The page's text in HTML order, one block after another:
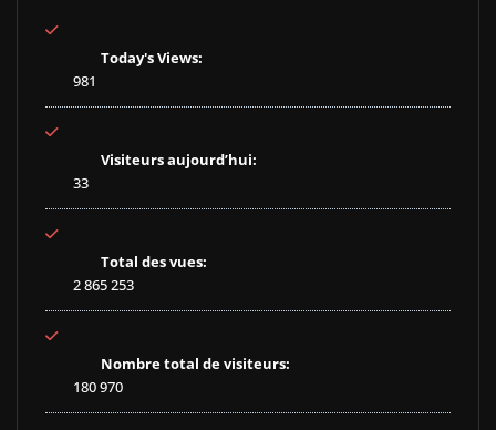
Today's Views:
981
Visiteurs aujourd’hui:
33
Total des vues:
2 865 253
Nombre total de visiteurs:
180 970